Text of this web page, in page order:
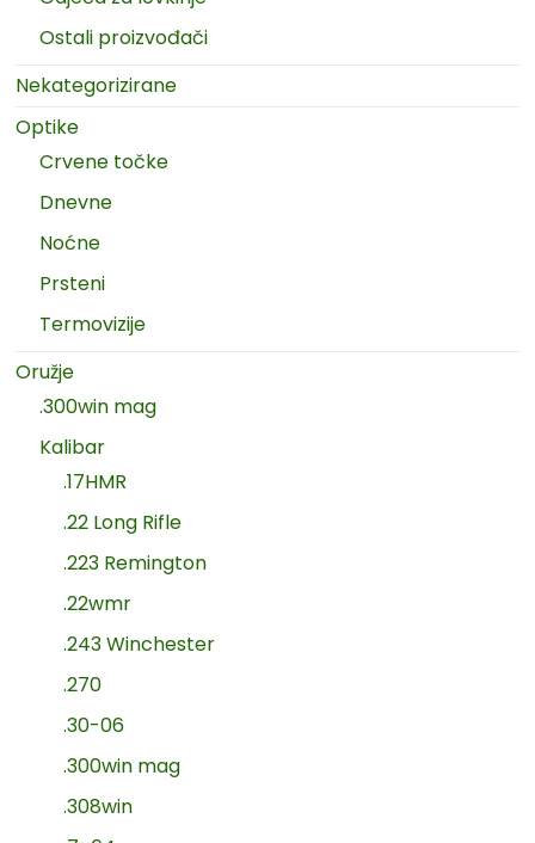
Ostali proizvođači
Nekategorizirane
Optike
Crvene točke
Dnevne
Noćne
Prsteni
Termovizije
Oružje
.300win mag
Kalibar
.17HMR
.22 Long Rifle
.223 Remington
.22wmr
.243 Winchester
.270
.30-06
.300win mag
.308win